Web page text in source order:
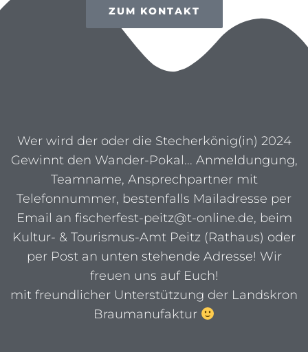
ZUM KONTAKT
Wer wird der oder die Stecherkönig(in) 2024
Gewinnt den Wander-Pokal... Anmeldungung,
Teamname, Ansprechpartner mit
Telefonnummer, bestenfalls Mailadresse per
Email an fischerfest-peitz@t-online.de, beim
Kultur- & Tourismus-Amt Peitz (Rathaus) oder
per Post an unten stehende Adresse! Wir
freuen uns auf Euch!
mit freundlicher Unterstützung der Landskron